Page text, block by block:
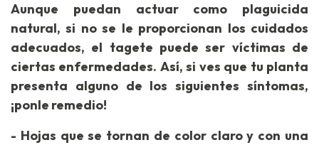
Aunque puedan actuar como plaguicida
natural, si no se le proporcionan los cuidados
adecuados, el tagete puede ser víctimas de
ciertas enfermedades. Así, si ves que tu planta
presenta alguno de los siguientes síntomas,
¡ponle remedio!
- Hojas que se tornan de color claro y con una